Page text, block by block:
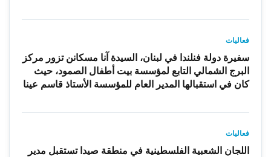
فعاليات
سفيرة دولة فنلندا في لبنان، السيدة آنا مسكانن تزور مركز
البرج الشمالي التابع لمؤسسة بيت أطفال الصمود، حيث
كان في استقبالها المدير العام للمؤسسة الأستاذ قاسم عينا
فعاليات
اللجان الشعبية الفلسطينية في منطقة صيدا تستقبل مدير